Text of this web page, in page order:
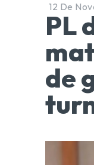
12 De
PL
de